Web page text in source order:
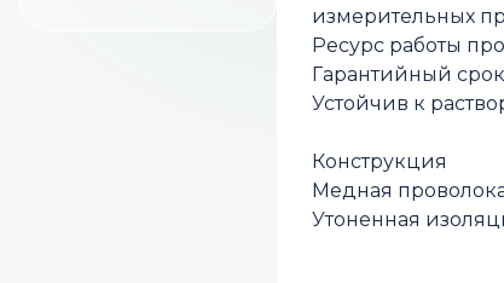
измерительных
Ресурс работы
Гарантийный
Устойчив к
Конструкция
Медная
Утоненная